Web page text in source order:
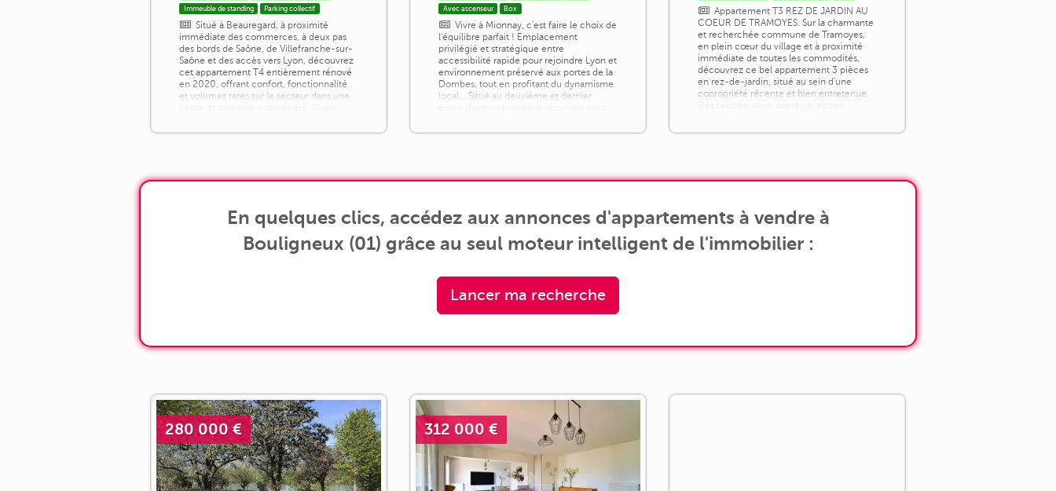
Immeuble de standing
Parking collectif
Situé à Beauregard, à proximité
immédiate des commerces, à deux pas
des bords de Saône, de Villefranche-sur-
Saône et des accès vers Lyon, découvrez
cet appartement T4 entièrement rénové
en 2020, offrant confort, fonctionnalité
et volumes rares sur le secteur dans une
sa superbe pièce de vie lumineuse de
Avec ascenseur
Box
Vivre à Mionnay, c'est faire le choix de
l'équilibre parfait ! Emplacement
privilégié et stratégique entre
accessibilité rapide pour rejoindre Lyon et
environnement préservé aux portes de la
Dombes, tout en profitant du dynamisme
local... Situé au deuxième et dernier
appartement vous séduit dès l'entrée
Appartement T3 REZ DE JARDIN AU
COEUR DE TRAMOYES. Sur la charmante
et recherchée commune de Tramoyes,
en plein cœur du village et à proximité
immédiate de toutes les commodités,
découvrez ce bel appartement 3 pièces
en rez-de-jardin, situé au sein d'une
copropriété récente et bien entretenue.
En quelques clics, accédez aux annonces d'appartements à vendre à
Bouligneux (01) grâce au seul moteur intelligent de l'immobilier :
Lancer ma recherche
280 000 € 312 000 €